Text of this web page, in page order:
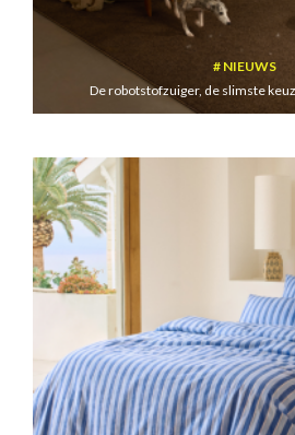
NIEUWS
De robotstofzuiger, de slimste